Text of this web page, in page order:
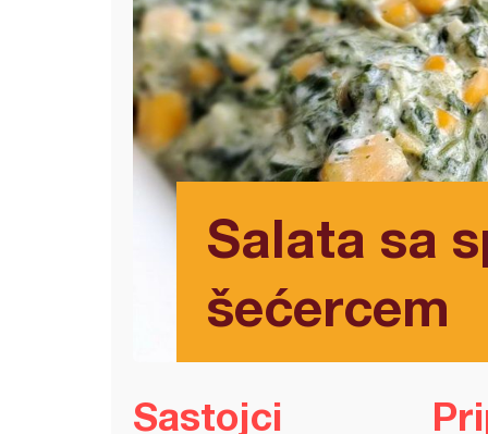
Salata sa
šećercem
Sastojci